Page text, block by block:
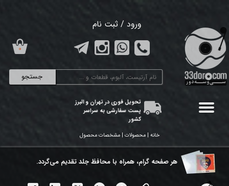
جستجو
ورود / ثبت نام
تغییر گذر واژه
سفارشات
تحویل فوری در تهران و البرز
پست سفارشی به سراسر
کشور
۰
خانه | محصولات | مشخصات محصول
هر ​صفحه گرام، همراه با محافظ جلد تقدیم می‌گردد.